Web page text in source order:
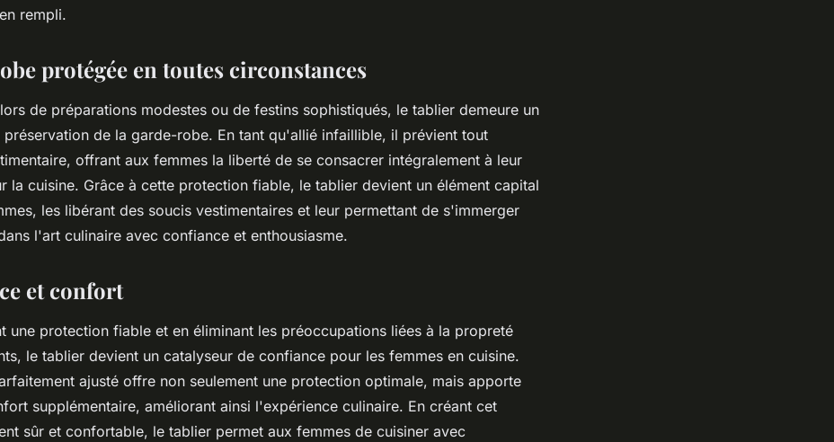
rempli.
protégée en toutes circonstances
de préparations modestes ou de festins sophistiqués, le tablier demeure un
préservation de la garde-robe. En tant qu'allié infaillible, il prévient tout
offrant aux femmes la liberté de se consacrer intégralement à leur
la cuisine. Grâce à cette protection fiable, le tablier devient un élément capital
les libérant des soucis vestimentaires et leur permettant de s'immerger
l'art culinaire avec confiance et enthousiasme.
et confort
une protection fiable et en éliminant les préoccupations liées à la propreté
le tablier devient un catalyseur de confiance pour les femmes en cuisine.
ajusté offre non seulement une protection optimale, mais apporte
supplémentaire, améliorant ainsi l'expérience culinaire. En créant cet
sûr et confortable, le tablier permet aux femmes de cuisiner avec